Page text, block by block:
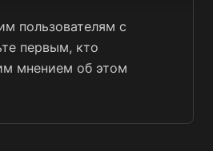
пользователям с
первым, кто
мнением об этом